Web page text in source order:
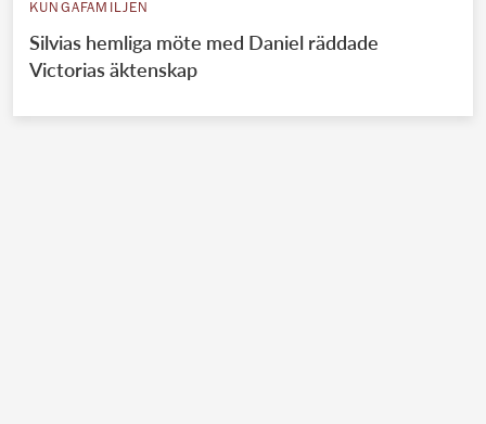
KUNGAFAMILJEN
Silvias hemliga möte med Daniel räddade
Victorias äktenskap